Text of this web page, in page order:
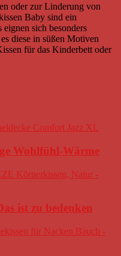
oder zur Linderung von
Baby sind ein
sich besonders
diese in süßen Motiven
für das Kinderbett oder
Wohlfühl-Wärme
ist zu bedenken